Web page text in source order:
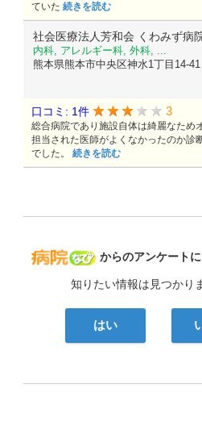
病院なび
からのアンケートに
知りたい情報は見つかり
はい
ていた 続きを読む
社会医療法人芳和会 くわみず病
内科, アレルギー科, 外科, ...
熊本県熊本市中央区神水1丁目14-41
口コミ: 1件 3
総合病院であり施設自体は綺麗なため
担当された医師がよくなかったのか診
でした。 続きを読む